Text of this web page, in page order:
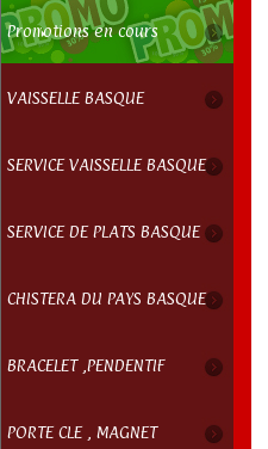
Promotions en cours
VAISSELLE BASQUE
SERVICE VAISSELLE BASQUE
SERVICE DE PLATS BASQUE
CHISTERA DU PAYS BASQUE
BRACELET ,PENDENTIF
PORTE CLE , MAGNET